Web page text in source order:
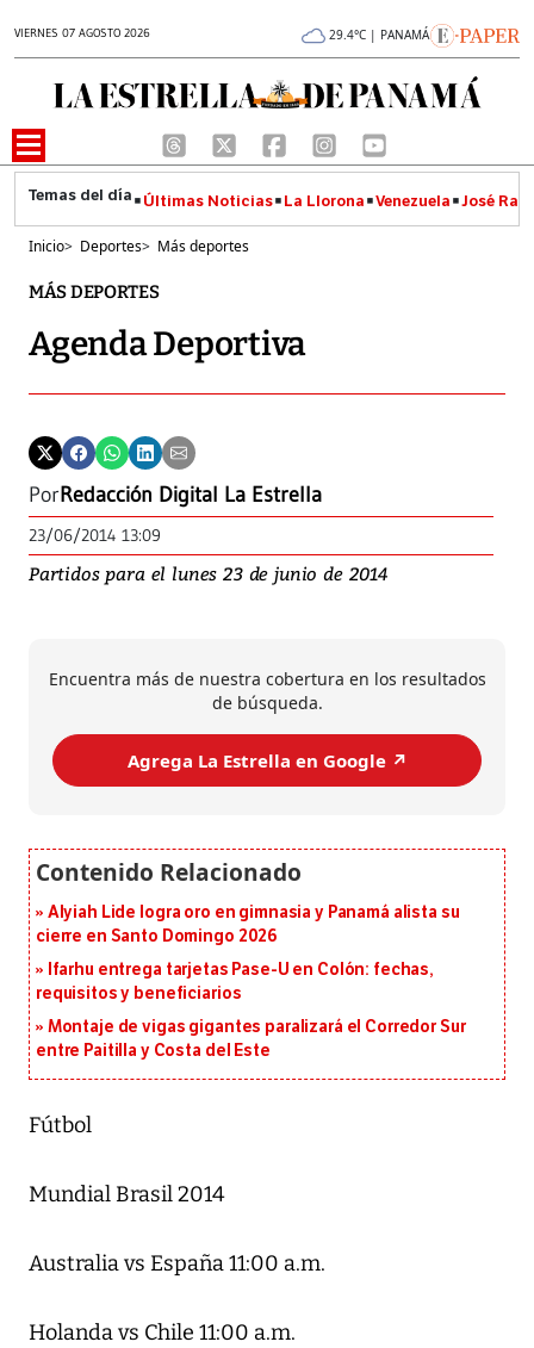
VIERNES 07 AGOSTO 2026 29.4°C | PANAMÁ
Últimas Noticias La Llorona Venezuela José
Inicio> Deportes> Más deportes
MÁS DEPORTES
Agenda Deportiva
PorRedacción Digital La Estrella
23/06/2014 13:09
Partidos para el lunes 23 de junio de 2014
Encuentra más de nuestra cobertura en los resultados
de búsqueda.
Agrega La Estrella en Google ↗️
Alyiah Lide logra oro en gimnasia y Panamá alista su
cierre en Santo Domingo 2026
Ifarhu entrega tarjetas Pase-U en Colón: fechas,
requisitos y beneficiarios
Montaje de vigas gigantes paralizará el Corredor Sur
entre Paitilla y Costa del Este
Fútbol
Mundial Brasil 2014
Australia vs España 11:00 a.m.
Holanda vs Chile 11:00 a.m.